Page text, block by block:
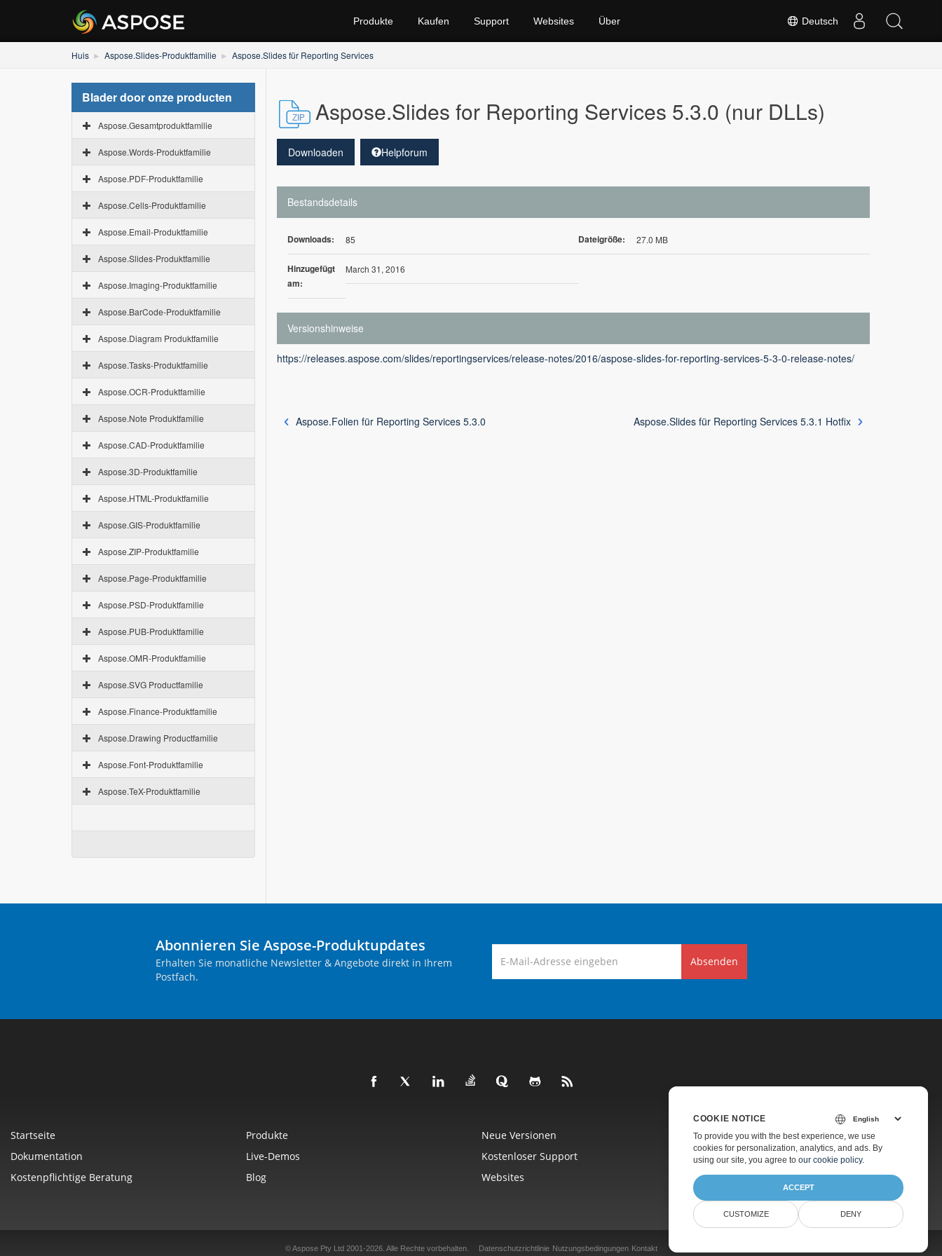
Deutsch
Produkte Kaufen Support Websites Über
Huis Aspose.Slides-Produktfamilie Aspose.Slides für Reporting Services
Blader door onze producten
Aspose.Gesamtproduktfamilie
Aspose.Words-Produktfamilie
Aspose.PDF-Produktfamilie
Aspose.Cells-Produktfamilie
Aspose.Email-Produktfamilie
Aspose.Slides-Produktfamilie
Aspose.Imaging-Produktfamilie
Aspose.BarCode-Produktfamilie
Aspose.Diagram Produktfamilie
Aspose.Tasks-Produktfamilie
Aspose.OCR-Produktfamilie
Aspose.Note Produktfamilie
Aspose.CAD-Produktfamilie
Aspose.3D-Produktfamilie
Aspose.HTML-Produktfamilie
Aspose.GIS-Produktfamilie
Aspose.ZIP-Produktfamilie
Aspose.Page-Produktfamilie
Aspose.PSD-Produktfamilie
Aspose.PUB-Produktfamilie
Aspose.OMR-Produktfamilie
Aspose.SVG Productfamilie
Aspose.Finance-Produktfamilie
Aspose.Drawing Productfamilie
Aspose.Font-Produktfamilie
Aspose.TeX-Produktfamilie
Aspose.Slides for Reporting Services 5.3.0 (nur DLLs)
Downloaden Helpforum
Bestandsdetails
Downloads: 85 Dateigröße: 27.0 MB
Hinzugefügt
am:
March 31, 2016
Versionshinweise
https://releases.aspose.com/slides/reportingservices/release-notes/2016/aspose-slides-for-reporting-services-5-3-0-release-notes/
Aspose.Folien für Reporting Services 5.3.0 Aspose.Slides für Reporting Services 5.3.1 Hotfix
Abonnieren Sie Aspose-Produktupdates
Erhalten Sie monatliche Newsletter & Angebote direkt in Ihrem
Postfach.
Absenden
Startseite Produkte Neue Versionen
Preise
Dokumentation
Live-Demos Kostenloser Support
Kostenpflichtiger Support
Kostenpflichtige Beratung
Blog Websites Über Uns
© Aspose Pty Ltd 2001-2026. Alle Rechte vorbehalten. Datenschutzrichtlinie Nutzungsbedingungen Kontakt
COOKIE NOTICE
To provide you with the best experience, we use
cookies for personalization, analytics, and ads. By
using our site, you agree to our cookie policy.
ACCEPT
CUSTOMIZE DENY